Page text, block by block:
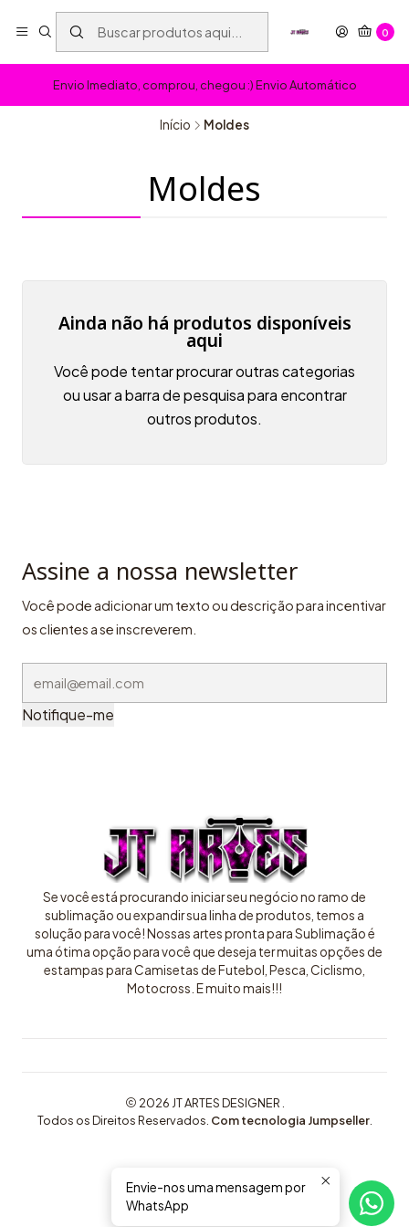
0
Envio Imediato, comprou, chegou :) Envio Automático
Início Moldes
Moldes
Ainda não há produtos disponíveis
aqui
Você pode tentar procurar outras categorias
ou usar a barra de pesquisa para encontrar
outros produtos.
Assine a nossa newsletter
Você pode adicionar um texto ou descrição para incentivar
os clientes a se inscreverem.
Notifique-me
Se você está procurando iniciar seu negócio no ramo de
sublimação ou expandir sua linha de produtos, temos a
solução para você! Nossas artes pronta para Sublimação é
uma ótima opção para você que deseja ter muitas opções de
estampas para Camisetas de Futebol, Pesca, Ciclismo,
Motocross. E muito mais!!!
2026 JT ARTES DESIGNER .
Todos os Direitos Reservados. Com tecnologia Jumpseller.
Envie-nos uma mensagem por
WhatsApp